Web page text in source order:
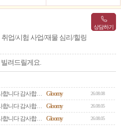
취업/시험 사업/재물 심리/힐링
려드릴게요.
상담하기
감사합니다 감사합니다 감사합니다 감사합니다 감사합니다 감사합니다
Gloomy 26.08.08
감사합니다 감사합니다 감사합니다 감사합니다 감사합니다 감사합니다 감사합니다 Gloomy 26.08.05
감사합니다 감사합니다 감사합니다 감사합니다 감사합니다 감사합니다 Gloomy 26.08.05